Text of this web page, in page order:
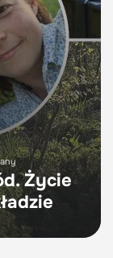
Życie